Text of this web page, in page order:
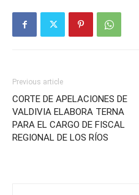
Previous article
CORTE DE APELACIONES DE
VALDIVIA ELABORA TERNA
PARA EL CARGO DE FISCAL
REGIONAL DE LOS RÍOS